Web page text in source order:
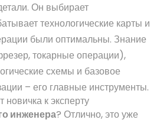
Он выбирает
технологические карты и
были оптимальны. Знание
токарные операции),
схемы и базовое
– его главные инструменты.
новичка к эксперту
инженера? Отлично, это уже